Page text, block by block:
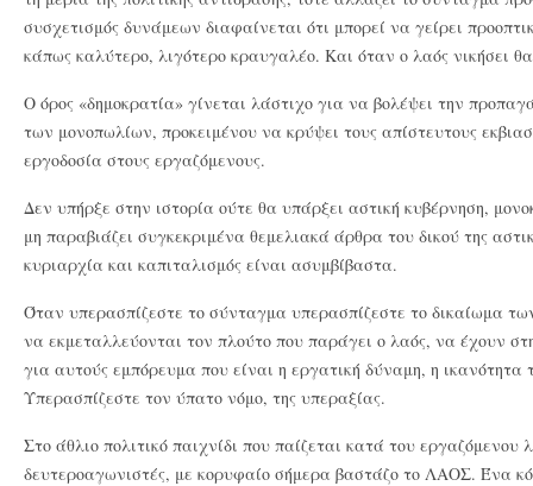
συσχετισμός δυνάμεων διαφαίνεται ότι μπορεί να γείρει
κάπως καλύτερο, λιγότερο κραυγαλέο. Και όταν ο λαός νικήσει
Ο όρος «δημοκρατία» γίνεται λάστιχο για να βολέψει την
των μονοπωλίων, προκειμένου να κρύψει τους απίστευτους
εργοδοσία στους εργαζόμενους.
Δεν υπήρξε στην ιστορία ούτε θα υπάρξει αστική κυβέρνηση,
μη παραβιάζει συγκεκριμένα θεμελιακά άρθρα του δικού της
κυριαρχία και καπιταλισμός είναι ασυμβίβαστα.
Όταν υπερασπίζεστε το σύνταγμα υπερασπίζεστε το δικαίωμα
να εκμεταλλεύονται τον πλούτο που παράγει ο λαός, να έχουν
για αυτούς εμπόρευμα που είναι η εργατική δύναμη, η
Υπερασπίζεστε τον ύπατο νόμο, της υπεραξίας.
Στο άθλιο πολιτικό παιχνίδι που παίζεται κατά του εργαζόμενου
δευτεροαγωνιστές, με κορυφαίο σήμερα βαστάζο το ΛΑΟΣ. Ένα